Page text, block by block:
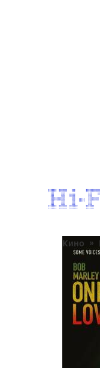
Кино